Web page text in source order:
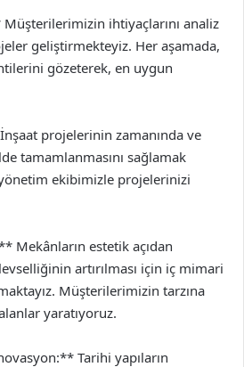
ihtiyaçlarını analiz
geliştirmekteyiz. Her aşamada,
gözeterek, en uygun
projelerinin zamanında ve
tamamlanmasını sağlamak
ekibimizle projelerinizi
Mekânların estetik açıdan
artırılması için iç mimari
Müşterilerimizin tarzına
yaratıyoruz.
Tarihi yapıların